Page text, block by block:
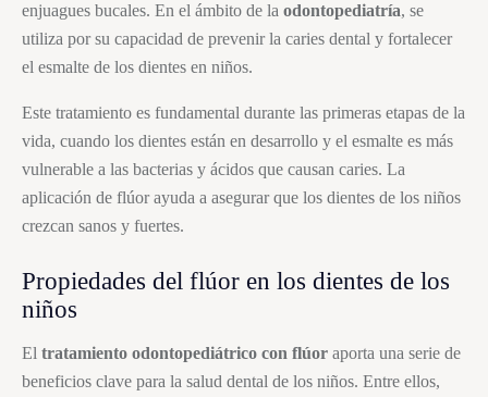
enjuagues bucales. En el ámbito de la odontopediatría, se
utiliza por su capacidad de prevenir la caries dental y fortalecer
el esmalte de los dientes en niños.
Este tratamiento es fundamental durante las primeras etapas de la
vida, cuando los dientes están en desarrollo y el esmalte es más
vulnerable a las bacterias y ácidos que causan caries. La
aplicación de flúor ayuda a asegurar que los dientes de los niños
crezcan sanos y fuertes.
Propiedades del flúor en los dientes de los
niños
El tratamiento odontopediátrico con flúor aporta una serie de
beneficios clave para la salud dental de los niños. Entre ellos,